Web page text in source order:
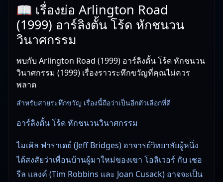
📖 เรื่องย่อ Arlington Road
(1999) อาร์ลิงตั้น โร้ด หักชนวน
วินาศกรรม
พบกับ Arlington Road (1999) อาร์ลิงตั้น โร้ด หักชนวน
วินาศกรรม (1999) เรื่องราวระทึกขวัญที่คุณไม่ควร
พลาด
สำหรับสายระทึกขวัญ เรื่องนี้ถือว่าเป็นอีกตัวเลือกที่ดี
อาร์ลิงตั้น โร้ด หักชนวนวินาศกรรม
ไมเคิล ฟาราเดย์ (Jeff Bridges) อาจารย์วิทยาลัยผู้หนึ่ง
ได้สงสัยว่าเพื่อนบ้านผู้มาใหม่ของเขา โอลิเวอร์ กับ เชอ
รีล แลงค์ (Tim Robbins และ Joan Cusack) อาจจะเป็น